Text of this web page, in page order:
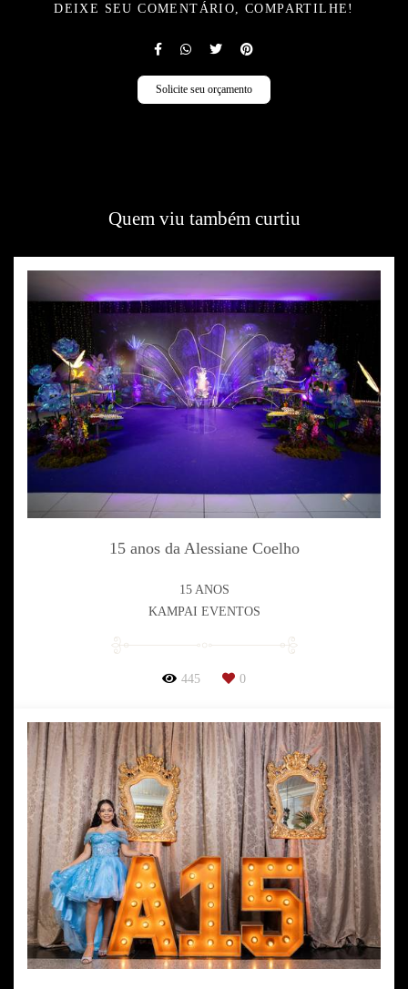
DEIXE SEU COMENTÁRIO, COMPARTILHE!
Solicite seu orçamento
Quem viu também curtiu
15 anos da Alessiane Coelho
15 ANOS
KAMPAI EVENTOS
445 0